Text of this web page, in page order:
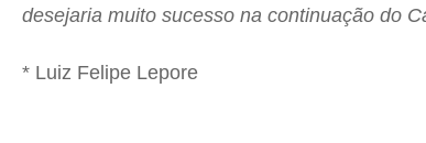
desejaria muito sucesso na continuação do
* Luiz Felipe Lepore